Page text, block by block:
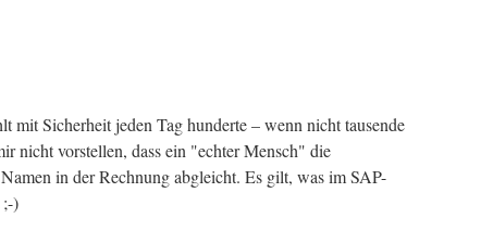
mit Sicherheit jeden Tag hunderte – wenn nicht tausende
nicht vorstellen, dass ein "echter Mensch" die
in der Rechnung abgleicht. Es gilt, was im SAP-
;-)